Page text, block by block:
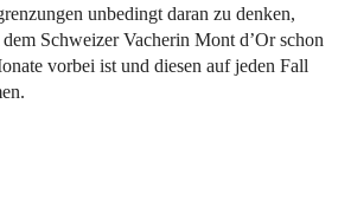
unbedingt daran zu denken,
Schweizer Vacherin Mont d’Or schon
vorbei ist und diesen auf jeden Fall